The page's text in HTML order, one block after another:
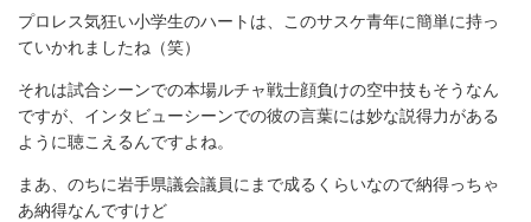
プロレス気狂い小学生のハートは、このサスケ青年に簡単に持っ
ていかれましたね（笑）
それは試合シーンでの本場ルチャ戦士顔負けの空中技もそうなん
ですが、インタビューシーンでの彼の言葉には妙な説得力がある
ように聴こえるんですよね。
まあ、のちに岩手県議会議員にまで成るくらいなので納得っちゃ
あ納得なんですけど